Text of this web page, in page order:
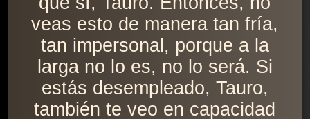
veas esto de manera tan fría,
tan impersonal, porque a la
larga no lo es, no lo será. Si
estás desempleado, Tauro,
también te veo en capacidad